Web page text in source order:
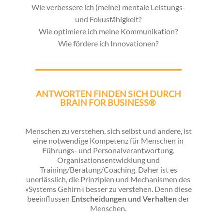
Wie verbessere ich (meine) mentale Leistungs-
und Fokusfähigkeit?
Wie optimiere ich meine Kommunikation?
Wie fördere ich Innovationen?
ANTWORTEN FINDEN SICH DURCH
BRAIN FOR BUSINESS®
Menschen zu verstehen, sich selbst und andere, ist
eine notwendige Kompetenz für Menschen in
Führungs- und Personalverantwortung,
Organisationsentwicklung und
Training/Beratung/Coaching. Daher ist es
unerlässlich, die Prinzipien und Mechanismen des
»Systems Gehirn« besser zu verstehen. Denn diese
beeinflussen Entscheidungen und Verhaltender
Menschen.